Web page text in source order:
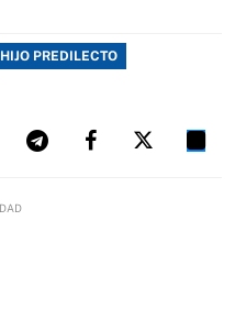
HIJO PREDILECTO